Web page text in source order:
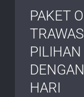
PAKET
HARI